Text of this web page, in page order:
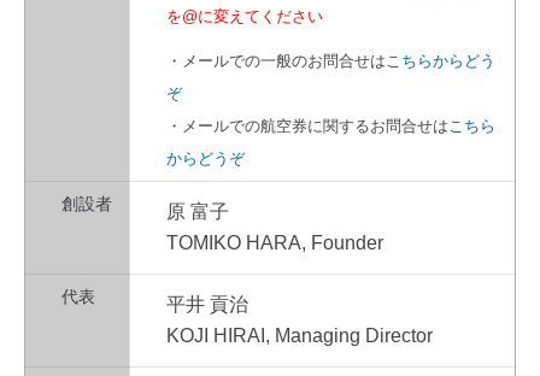
を@に変えてください
・メールでの一般のお問合せはこちらからどう
ぞ
・メールでの航空券に関するお問合せはこちら
からどうぞ
創設者
原 富子
TOMIKO HARA, Founder
代表
平井 貢治
KOJI HIRAI, Managing Director